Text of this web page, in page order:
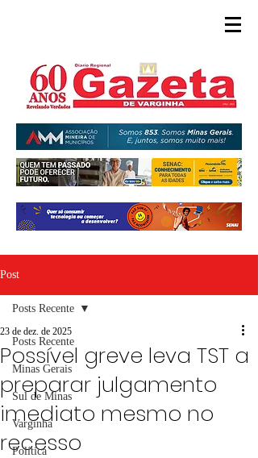
Post
Posts Recente
Minas Gerais
Sul de Minas
Varginha
Política
Posts Recente
Possível greve leva TST a
preparar julgamento
imediato mesmo no
recesso
23 de dez. de 2025